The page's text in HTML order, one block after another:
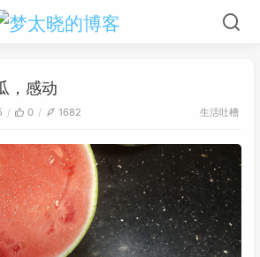
，感动
0 1682 生活吐槽